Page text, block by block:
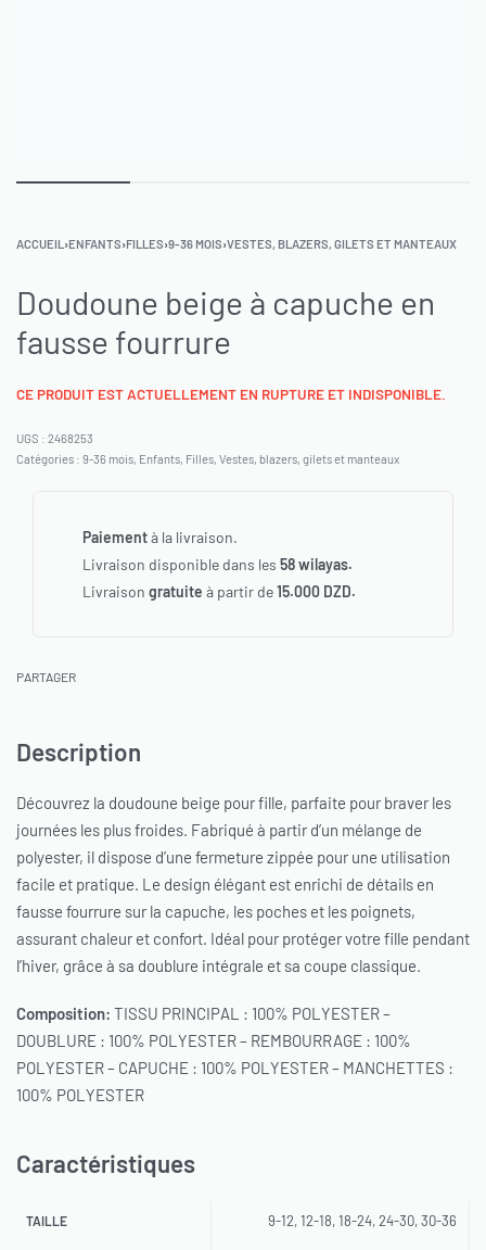
ACCUEIL ›ENFANTS›FILLES›9-36 MOIS›VESTES, BLAZERS, GILETS ET MANTEAUX
Doudoune beige à capuche en
fausse fourrure
CE PRODUIT EST ACTUELLEMENT EN RUPTURE ET INDISPONIBLE.
2468253
Catégories : 9-36 mois, Enfants, Filles, Vestes, blazers, gilets et manteaux
Paiementà la livraison.
Livraison disponible dans les 58 wilayas.
Livraison gratuite à partir de15.000 DZD.
PARTAGER
Description
Découvrez la doudoune beige pour fille, parfaite pour braver les
journées les plus froides. Fabriqué à partir d’un mélange de
polyester, il dispose d’une fermeture zippée pour une utilisation
facile et pratique. Le design élégant est enrichi de détails en
fausse fourrure sur la capuche, les poches et les poignets,
assurant chaleur et confort. Idéal pour protéger votre fille pendant
l’hiver, grâce à sa doublure intégrale et sa coupe classique.
Composition: TISSU PRINCIPAL : 100% POLYESTER –
DOUBLURE : 100% POLYESTER – REMBOURRAGE : 100%
POLYESTER – CAPUCHE : 100% POLYESTER – MANCHETTES :
100% POLYESTER
Caractéristiques
TAILLE 9-12, 12-18, 18-24, 24-30, 30-36